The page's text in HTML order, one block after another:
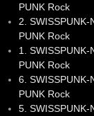
PUNK Rock
2.
PUNK Rock
1.
PUNK Rock
6.
PUNK Rock
5.